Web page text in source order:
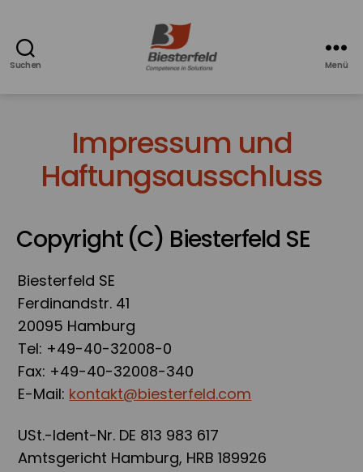
Suchen
bei
Biesterfeld
Menü
Impressum und
Haftungsausschluss
Copyright (C) Biesterfeld SE
Biesterfeld SE
Ferdinandstr. 41
20095 Hamburg
Tel: +49-40-32008-0
Fax: +49-40-32008-340
E-Mail: kontakt@biesterfeld.com
USt.-Ident-Nr. DE 813 983 617
Amtsgericht Hamburg, HRB 189926